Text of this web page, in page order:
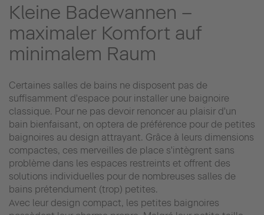
Kleine Badewannen –
maximaler Komfort auf
minimalem Raum
Certaines salles de bains ne disposent pas de
suffisamment d'espace pour installer une baignoire
classique. Pour ne pas devoir renoncer au plaisir d'un
bain bienfaisant, on optera de préférence pour de petites
baignoires au design attrayant. Grâce à leurs dimensions
compactes, ces merveilles de place s'intègrent sans
problème dans les espaces restreints et offrent des
solutions individuelles pour de nombreuses salles de
bains prétendument (trop) petites.
Avec leur design compact, les petites baignoires